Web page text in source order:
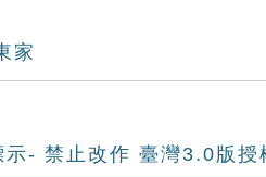
家
- 禁止改作 臺灣3.0版授